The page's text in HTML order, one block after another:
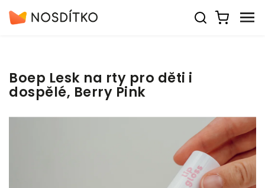
Boep Lesk na rty pro děti i
dospělé, Berry Pink